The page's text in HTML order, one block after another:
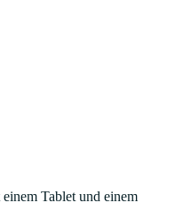
Tablet und einem